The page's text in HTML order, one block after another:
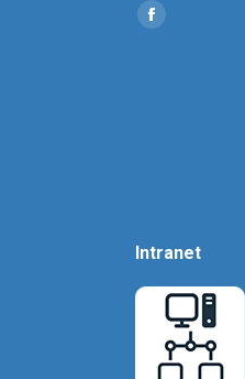
Find us on:
Social
Intranet